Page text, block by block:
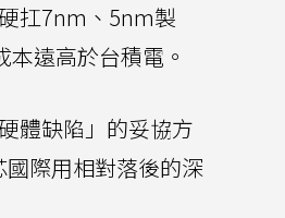
扛7nm、5nm製
遠高於台積電。
體缺陷」的妥協方
際用相對落後的深